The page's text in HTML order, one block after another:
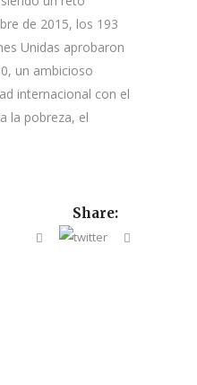
de 2015, los 193
Unidas aprobaron
un ambicioso
internacional con el
la pobreza, el
Share: